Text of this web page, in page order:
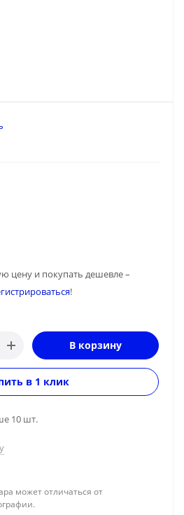
цену и покупать дешевле –
!
В корзину
в 1 клик
10 шт.
может отличаться от